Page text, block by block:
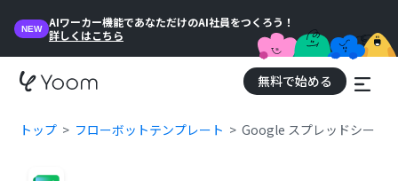
NEW
AIワーカー機能であなただけのAI社員をつくろう！
詳しくはこちら
無料で始める
トップ フローボットテンプレート Google スプレッドシート